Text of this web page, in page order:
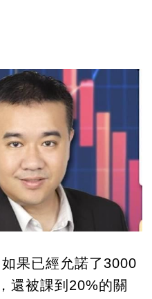
果已經允諾了3000
還被課到20%的關